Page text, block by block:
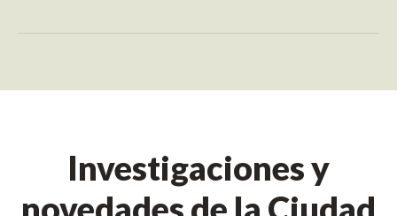
Investigaciones y